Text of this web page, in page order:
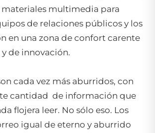
materiales multimedia para
de relaciones públicos y los
en una zona de confort carente
de innovación.
cada vez más aburridos, con
cantidad de información que
flojera leer. No sólo eso. Los
igual de eterno y aburrido